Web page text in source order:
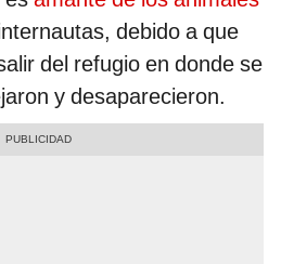
debido a que
del refugio en donde se
y desaparecieron.